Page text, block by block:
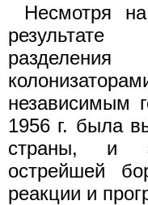
Несмотря
независимым
1956 г. была
страны, и
острейшей
реакции и